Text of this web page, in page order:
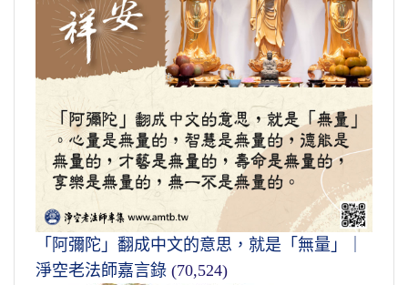
「阿彌陀」翻成中文的意思，就是「無量」｜
淨空老法師嘉言錄 (70,524)